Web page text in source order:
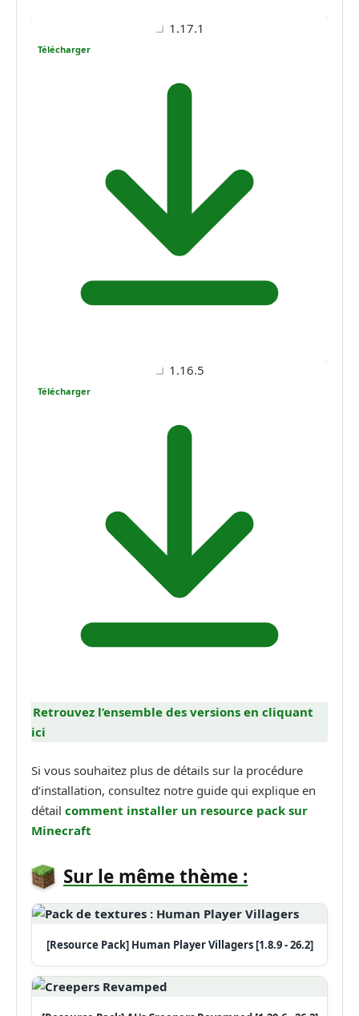
1.17.1
Télécharger
1.16.5
Télécharger
Retrouvez l’ensemble des versions en cliquant
ici
Si vous souhaitez plus de détails sur la procédure
d’installation, consultez notre guide qui explique en
détail comment installer un resource pack sur
Minecraft
Sur le même thème :
[Resource Pack] Human Player Villagers [1.8.9 - 26.2]